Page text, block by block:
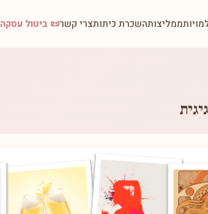
ממליצותהשכרת כיתותצרי קשר📜 ביטול עסקה